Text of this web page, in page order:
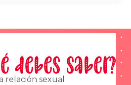
debes saber?
relación sexual